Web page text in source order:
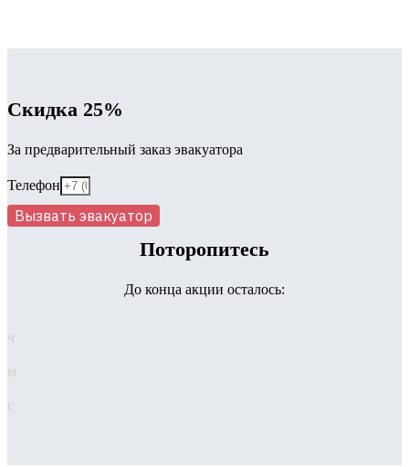
Скидка 25%
За предварительный заказ эвакуатора
Телефон
Вызвать эвакуатор
Поторопитесь
До конца акции осталось:
ч
м
с